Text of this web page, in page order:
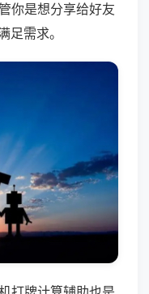
你是想分享给好友
足需求。